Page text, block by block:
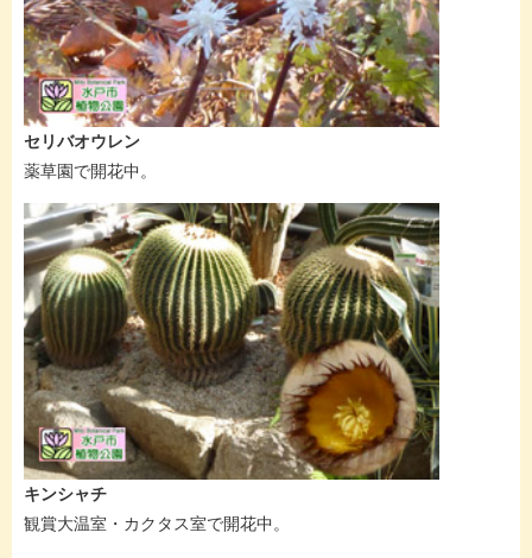
セリバオウレン
薬草園で開花中。
キンシャチ
観賞大温室・カクタス室で開花中。